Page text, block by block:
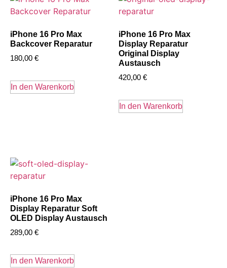
iPhone 16 Pro Max
Backcover Reparatur
180,00 €
In den Warenkorb
iPhone 16 Pro Max
Display Reparatur
Original Display
Austausch
420,00 €
In den Warenkorb
iPhone 16 Pro Max
Display Reparatur Soft
OLED Display Austausch
289,00 €
In den Warenkorb